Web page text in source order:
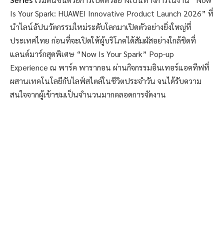
Is Your Spark: HUAWEI Innovative Product Launch 2026” ที่
นำไลน์อัปนวัตกรรมใหม่ระดับโลกมาเปิดตัวอย่างยิ่งใหญ่ที่
ประเทศไทย ก่อนที่จะเปิดให้ผู้บริโภคได้สัมผัสอย่างใกล้ชิดที่
แลนด์มาร์กสุดพิเศษ “Now Is Your Spark” Pop-up
Experience ณ พาร์ค พารากอน ผ่านกิจกรรมอินเทอร์แอคทีฟที่
ผสานเทคโนโลยีกับไลฟ์สไตล์ในชีวิตประจำวัน จนได้รับความ
สนใจจากผู้เข้าชมเป็นจำนวนมากตลอดการจัดงาน